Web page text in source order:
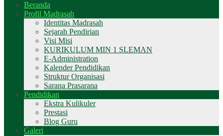
Beranda
Profil Madrasah
Identitas Madrasah
Sejarah Pendirian
Visi Misi
KURIKULUM MIN 1 SLEMAN
E-Administration
Kalender Pendidikan
Struktur Organisasi
Sarana Prasarana
Pendidikan
Ekstra Kulikuler
Prestasi
Blog Guru
Galeri